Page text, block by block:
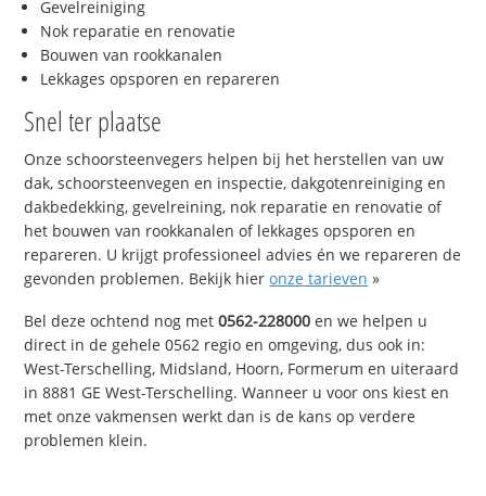
Gevelreiniging
Nok reparatie en renovatie
Bouwen van rookkanalen
Lekkages opsporen en repareren
Snel ter plaatse
Onze schoorsteenvegers helpen bij het herstellen van uw
dak, schoorsteenvegen en inspectie, dakgotenreiniging en
dakbedekking, gevelreining, nok reparatie en renovatie of
het bouwen van rookkanalen of lekkages opsporen en
repareren. U krijgt professioneel advies én we repareren de
gevonden problemen. Bekijk hieronze tarieven »
Bel deze ochtend nog met0562-228000 en we helpen u
direct in de gehele 0562 regio en omgeving, dus ook in:
West-Terschelling, Midsland, Hoorn, Formerum en uiteraard
in 8881 GE West-Terschelling. Wanneer u voor ons kiest en
met onze vakmensen werkt dan is de kans op verdere
problemen klein.